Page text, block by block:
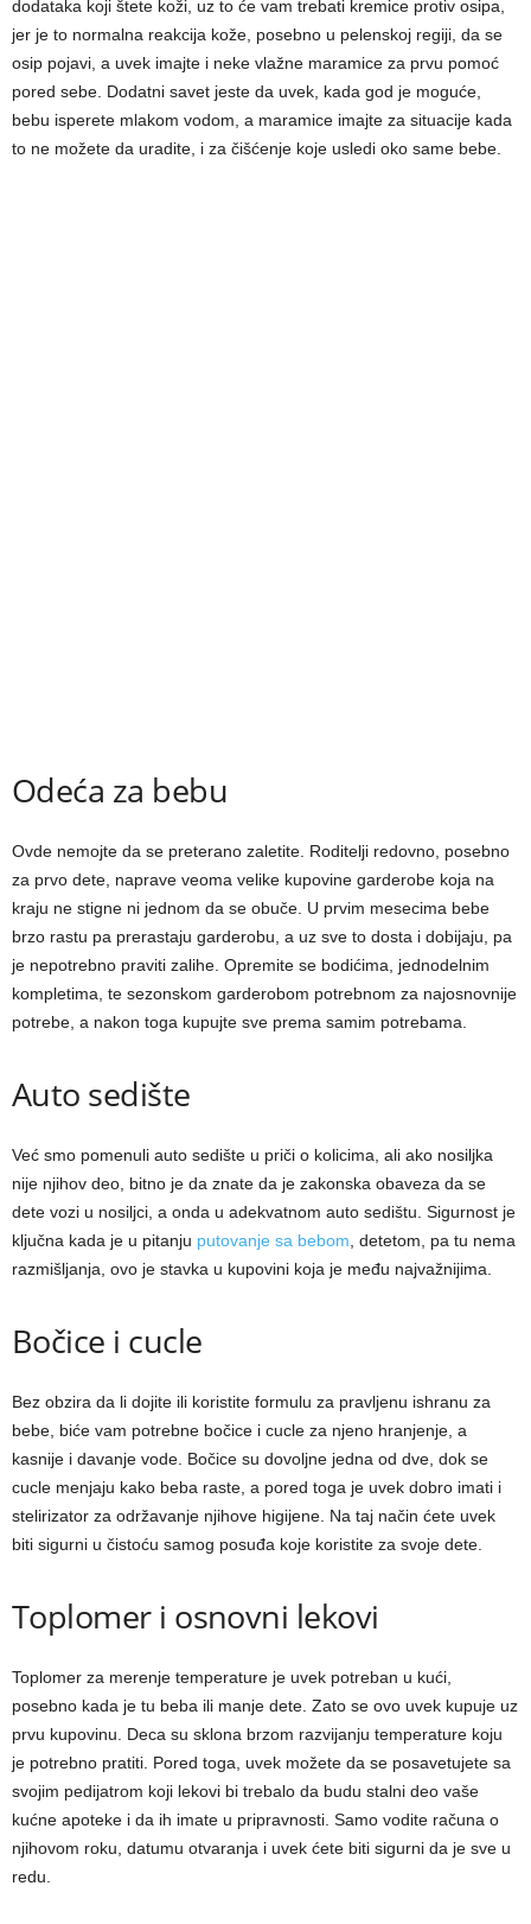
dodataka koji štete koži, uz to će vam trebati kremice protiv osipa,
jer je to normalna reakcija kože, posebno u pelenskoj regiji, da se
osip pojavi, a uvek imajte i neke vlažne maramice za prvu pomoć
pored sebe. Dodatni savet jeste da uvek, kada god je moguće,
bebu isperete mlakom vodom, a maramice imajte za situacije kada
to ne možete da uradite, i za čišćenje koje usledi oko same bebe.
Odeća za bebu
Ovde nemojte da se preterano zaletite. Roditelji redovno, posebno
za prvo dete, naprave veoma velike kupovine garderobe koja na
kraju ne stigne ni jednom da se obuče. U prvim mesecima bebe
brzo rastu pa prerastaju garderobu, a uz sve to dosta i dobijaju, pa
je nepotrebno praviti zalihe. Opremite se bodićima, jednodelnim
kompletima, te sezonskom garderobom potrebnom za najosnovnije
potrebe, a nakon toga kupujte sve prema samim potrebama.
Auto sedište
Već smo pomenuli auto sedište u priči o kolicima, ali ako nosiljka
nije njihov deo, bitno je da znate da je zakonska obaveza da se
dete vozi u nosiljci, a onda u adekvatnom auto sedištu. Sigurnost je
ključna kada je u pitanju putovanje sa bebom, detetom, pa tu nema
razmišljanja, ovo je stavka u kupovini koja je među najvažnijima.
Bočice i cucle
Bez obzira da li dojite ili koristite formulu za pravljenu ishranu za
bebe, biće vam potrebne bočice i cucle za njeno hranjenje, a
kasnije i davanje vode. Bočice su dovoljne jedna od dve, dok se
cucle menjaju kako beba raste, a pored toga je uvek dobro imati i
stelirizator za održavanje njihove higijene. Na taj način ćete uvek
biti sigurni u čistoću samog posuđa koje koristite za svoje dete.
Toplomer i osnovni lekovi
Toplomer za merenje temperature je uvek potreban u kući,
posebno kada je tu beba ili manje dete. Zato se ovo uvek kupuje uz
prvu kupovinu. Deca su sklona brzom razvijanju temperature koju
je potrebno pratiti. Pored toga, uvek možete da se posavetujete sa
svojim pedijatrom koji lekovi bi trebalo da budu stalni deo vaše
kućne apoteke i da ih imate u pripravnosti. Samo vodite računa o
njihovom roku, datumu otvaranja i uvek ćete biti sigurni da je sve u
redu.